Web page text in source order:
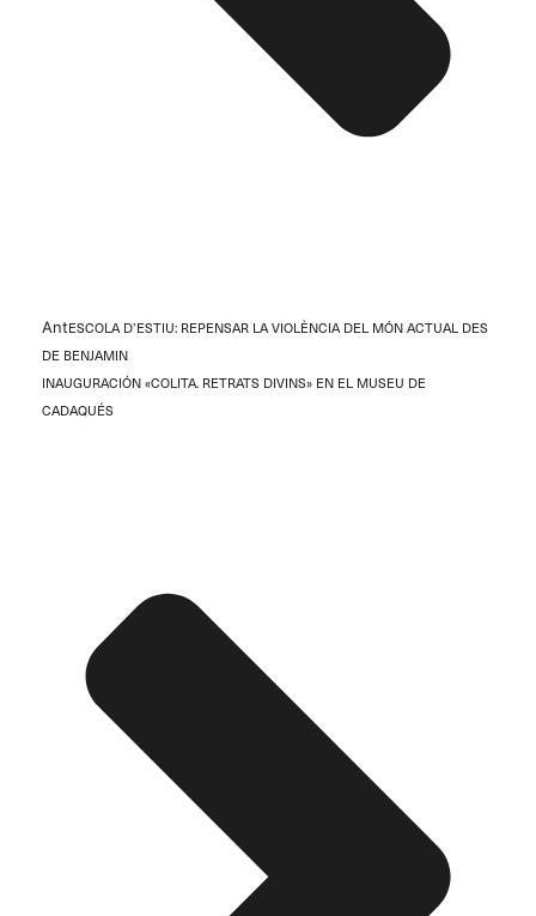
AntESCOLA D’ESTIU: REPENSAR LA VIOLÈNCIA DEL MÓN ACTUAL DES
DE BENJAMIN
INAUGURACIÓN «COLITA. RETRATS DIVINS» EN EL MUSEU DE
CADAQUÉS